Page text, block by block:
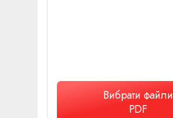
Вибрати файли
PDF